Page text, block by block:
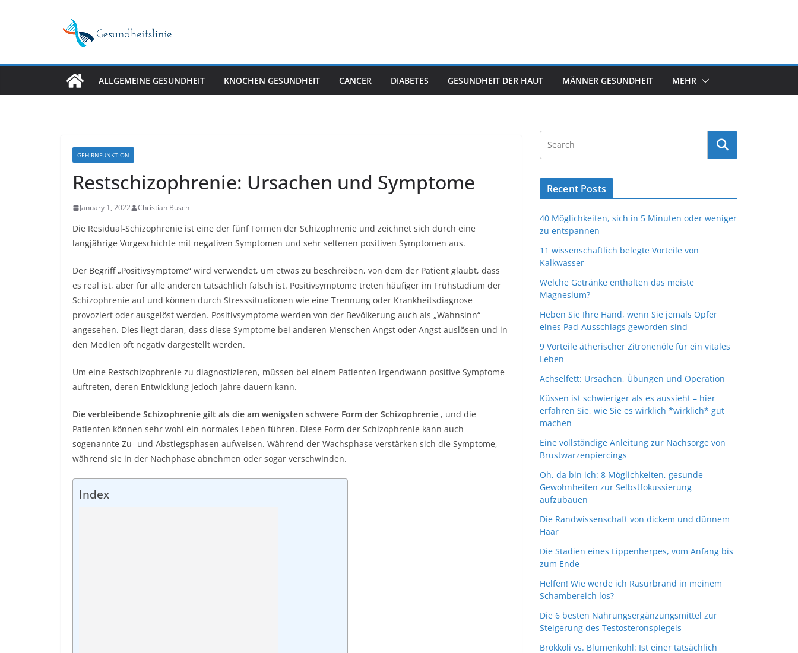
ALLGEMEINE GESUNDHEIT KNOCHEN GESUNDHEIT CANCER DIABETES GESUNDHEIT DER HAUT MÄNNER GESUNDHEIT MEHR
GEHIRNFUNKTION
Restschizophrenie: Ursachen und Symptome
January 1, 2022 Christian Busch
Die Residual-Schizophrenie ist eine der fünf Formen der Schizophrenie und zeichnet sich durch eine
langjährige Vorgeschichte mit negativen Symptomen und sehr seltenen positiven Symptomen aus.
Der Begriff „Positivsymptome“ wird verwendet, um etwas zu beschreiben, von dem der Patient glaubt, dass
es real ist, aber für alle anderen tatsächlich falsch ist. Positivsymptome treten häufiger im Frühstadium der
Schizophrenie aufund können durch Stresssituationen wie eine Trennung oder Krankheitsdiagnose
provoziert oder ausgelöst werden. Positivsymptome werden von der Bevölkerung auch als „Wahnsinn“
angesehen. Dies liegt daran, dass diese Symptome bei anderen Menschen Angst oder Angst auslösen und in
den Medien oft negativ dargestellt werden.
Um eine Restschizophrenie zu diagnostizieren, müssen bei einem Patienten irgendwann positive Symptome
auftreten, deren Entwicklung jedoch Jahre dauern kann.
Die verbleibende Schizophrenie gilt als die am wenigsten schwere Form der Schizophrenie , und die
Patienten können sehr wohl ein normales Leben führen. Diese Form der Schizophrenie kann auch
sogenannte Zu- und Abstiegsphasen aufweisen. Während der Wachsphase verstärken sich die Symptome,
während sie in der Nachphase abnehmen oder sogar verschwinden.
Index
Recent Posts
40 Möglichkeiten, sich in 5 Minuten oder weniger
zu entspannen
11 wissenschaftlich belegte Vorteile von
Kalkwasser
Welche Getränke enthalten das meiste
Magnesium?
Heben Sie Ihre Hand, wenn Sie jemals Opfer
eines Pad-Ausschlags geworden sind
9 Vorteile ätherischer Zitronenöle für ein vitales
Leben
Achselfett: Ursachen, Übungen und Operation
Küssen ist schwieriger als es aussieht – hier
erfahren Sie, wie Sie es wirklich *wirklich* gut
machen
Eine vollständige Anleitung zur Nachsorge von
Brustwarzenpiercings
Oh, da bin ich: 8 Möglichkeiten, gesunde
Gewohnheiten zur Selbstfokussierung
aufzubauen
Die Randwissenschaft von dickem und dünnem
Haar
Die Stadien eines Lippenherpes, vom Anfang bis
zum Ende
Helfen! Wie werde ich Rasurbrand in meinem
Schambereich los?
Die 6 besten Nahrungsergänzungsmittel zur
Steigerung des Testosteronspiegels
Brokkoli vs. Blumenkohl: Ist einer tatsächlich